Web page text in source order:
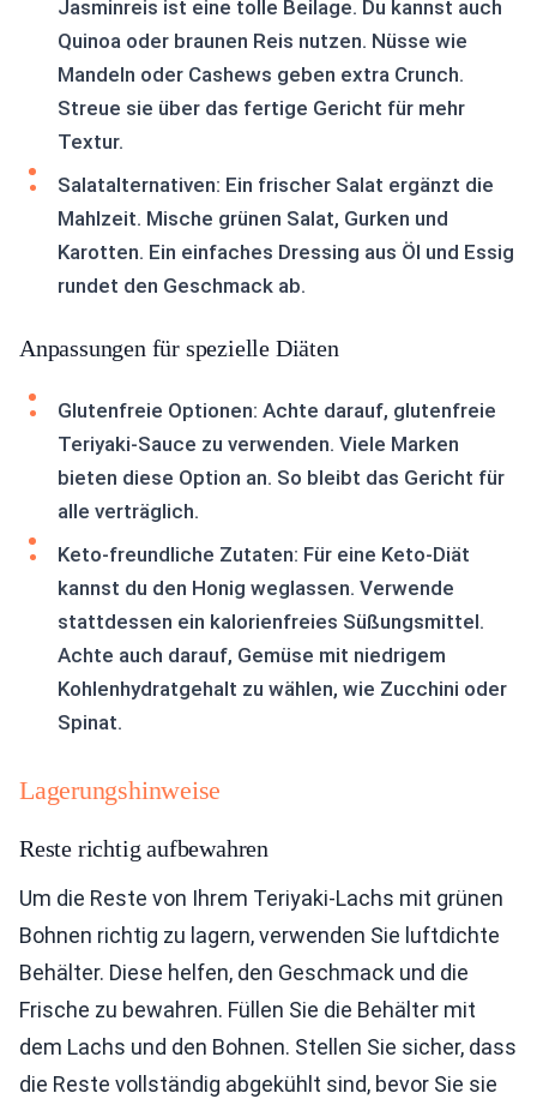
Jasminreis ist eine tolle Beilage. Du kannst auch
Quinoa oder braunen Reis nutzen. Nüsse wie
Mandeln oder Cashews geben extra Crunch.
Streue sie über das fertige Gericht für mehr
Textur.
Salatalternativen: Ein frischer Salat ergänzt die
Mahlzeit. Mische grünen Salat, Gurken und
Karotten. Ein einfaches Dressing aus Öl und Essig
rundet den Geschmack ab.
Anpassungen für spezielle Diäten
Glutenfreie Optionen: Achte darauf, glutenfreie
Teriyaki-Sauce zu verwenden. Viele Marken
bieten diese Option an. So bleibt das Gericht für
alle verträglich.
Keto-freundliche Zutaten: Für eine Keto-Diät
kannst du den Honig weglassen. Verwende
stattdessen ein kalorienfreies Süßungsmittel.
Achte auch darauf, Gemüse mit niedrigem
Kohlenhydratgehalt zu wählen, wie Zucchini oder
Spinat.
Lagerungshinweise
Reste richtig aufbewahren
Um die Reste von Ihrem Teriyaki-Lachs mit grünen
Bohnen richtig zu lagern, verwenden Sie luftdichte
Behälter. Diese helfen, den Geschmack und die
Frische zu bewahren. Füllen Sie die Behälter mit
dem Lachs und den Bohnen. Stellen Sie sicher, dass
die Reste vollständig abgekühlt sind, bevor Sie sie